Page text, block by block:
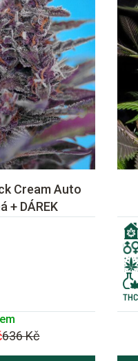
Cream Auto
+ DÁREK
636 Kč